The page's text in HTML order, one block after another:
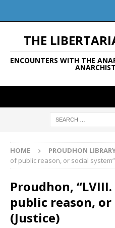
THE
ENCOUNTERS WITH THE
HOME PROUDHON
of public reason, or social system”
Proudhon,
public reason,
(Justice)